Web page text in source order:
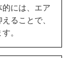
には、エア
ることで、
。